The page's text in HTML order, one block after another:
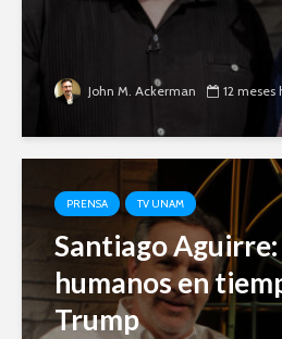
John M. Ackerman 12 meses
PRENSA TV UNAM
Santiago
humanos en
Trump